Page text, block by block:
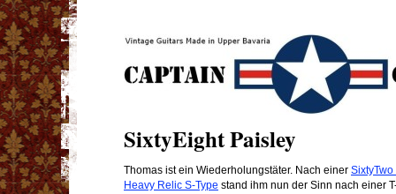
SixtyEight Paisley
Thomas ist ein Wiederholungstäter. Nach einer
Heavy Relic S-Type stand ihm nun der Sinn nach einer